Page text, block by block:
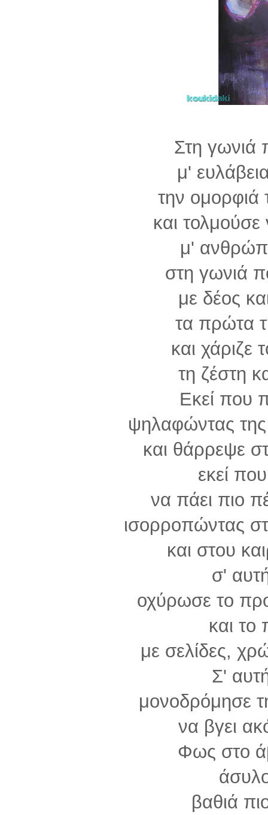
Στη γωνιά
μ'
την ομορφιά
και τολμούσε
μ'
στη γωνιά
με δέος
τα πρώτα
και χάριζε
τη ζέστη
Εκεί που
ψηλαφώντας της
και θάρρεψε
εκεί
να πάει πιο
ισορροπώντας
και στου
σ'
οχύρωσε το
και το
με σελίδες,
Σ'
μονοδρόμησε
να βγει
Φως στο
βαθιά